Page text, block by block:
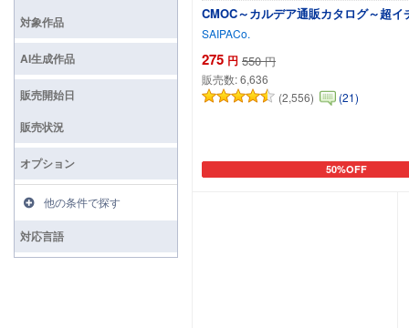
CMOC～カルデア通販カタログ～超イ
SAIPACo.
275 円 550 円
販売数:6,636
(2,556)
(21)
50%OFF
カートに追加
対象作品
AI生成作品
販売開始日
販売状況
オプション
他の条件で探す
対応言語